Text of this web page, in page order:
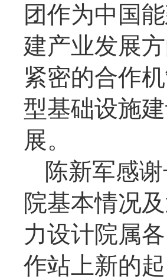
团作为中国
建产业发展
紧密的合作
型基础设施
展。
陈新军感
院基本情况
力设计院属
作站上新的